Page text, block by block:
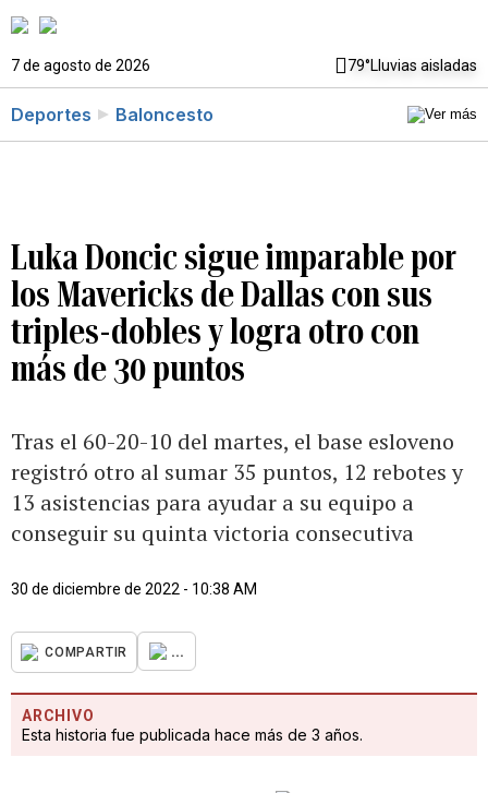
7 de agosto de 2026 79°Lluvias aisladas
Deportes Baloncesto
Luka Doncic sigue imparable por
los Mavericks de Dallas con sus
triples-dobles y logra otro con
más de 30 puntos
Tras el 60-20-10 del martes, el base esloveno
registró otro al sumar 35 puntos, 12 rebotes y
13 asistencias para ayudar a su equipo a
conseguir su quinta victoria consecutiva
30 de diciembre de 2022 - 10:38 AM
COMPARTIR ...
ARCHIVO
Esta historia fue publicada hace más de 3 años.